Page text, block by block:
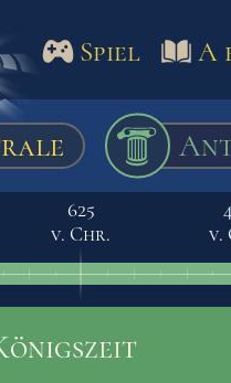
Termine
Spiel A
625
v. Chr.
v.